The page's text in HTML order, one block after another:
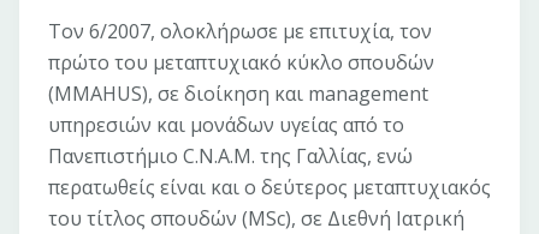
Τον 6/2007, ολοκλήρωσε με επιτυχία, τον
πρώτο του μεταπτυχιακό κύκλο σπουδών
(MMAHUS), σε διοίκηση και management
υπηρεσιών και μονάδων υγείας από το
Πανεπιστήμιο C.N.A.M. της Γαλλίας, ενώ
περατωθείς είναι και ο δεύτερος μεταπτυχιακός
του τίτλος σπουδών (MSc), σε Διεθνή Ιατρική